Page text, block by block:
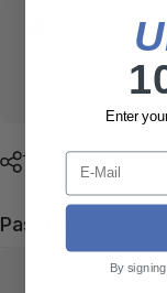
Pickup
Usually ready in
View store
Teilen
Passt gut zu
Enter
E-Mail
By